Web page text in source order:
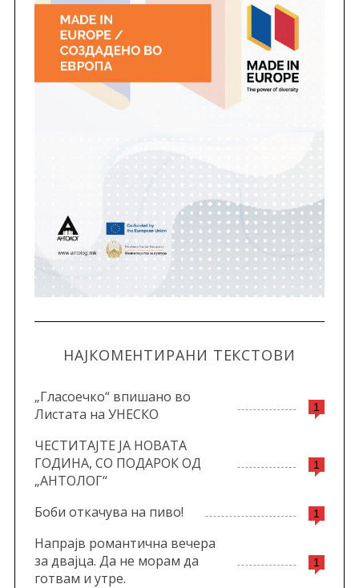
НАЈКОМЕНТИРАНИ ТЕКСТОВИ
1
„Гласоечко“ впишано во
Листата на УНЕСКО
1
ЧЕСТИТАЈТЕ ЈА НОВАТА
ГОДИНА, СО ПОДАРОК ОД
„АНТОЛОГ“
1
Боби откачува на пиво!
1
Напрајв романтична вечера
за двајца. Да не морам да
готвам и утре.